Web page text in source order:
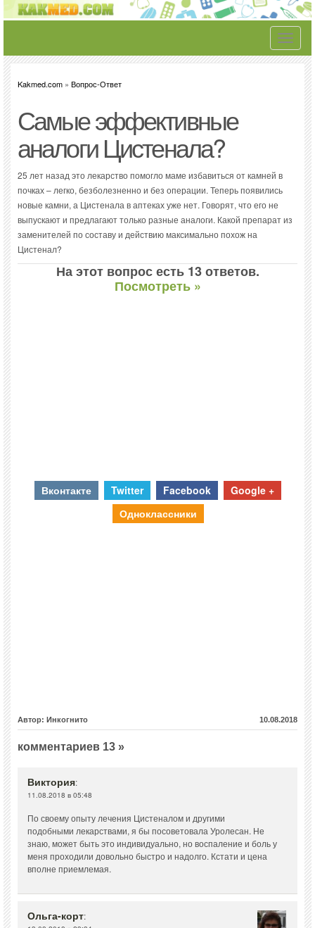
Toggle
Kakmed.com » Вопрос-Ответ
Самые эффективные
аналоги Цистенала?
25 лет назад это лекарство помогло маме избавиться от камней в
почках – легко, безболезненно и без операции. Теперь появились
новые камни, а Цистенала в аптеках уже нет. Говорят, что его не
выпускают и предлагают только разные аналоги. Какой препарат из
заменителей по составу и действию максимально похож на
Цистенал?
На этот вопрос есть 13 ответов.
Посмотреть »
Вконтакте Twitter Facebook
Google +
Одноклассники
Автор: Инкогнито 10.08.2018
комментариев 13 »
Виктория:
11.08.2018 в 05:48
По своему опыту лечения Цистеналом и другими
подобными лекарствами, я бы посоветовала Уролесан. Не
знаю, может быть это индивидуально, но воспаление и боль у
меня проходили довольно быстро и надолго. Кстати и цена
вполне приемлемая.
Ольга-корт: